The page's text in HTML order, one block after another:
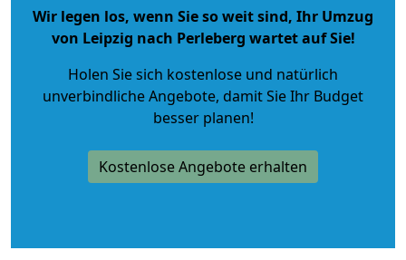
Wir legen los, wenn Sie so weit sind, Ihr Umzug
von Leipzig nach Perleberg wartet auf Sie!
Holen Sie sich kostenlose und natürlich
unverbindliche Angebote, damit Sie Ihr Budget
besser planen!
Kostenlose Angebote erhalten